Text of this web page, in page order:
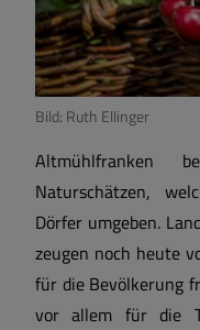
Sport und
Satzungen
Bild: Ruth Ellinger
Altmühlfranken
Naturschätzen,
Dörfer umgeben.
zeugen noch heute
für die Bevölkerung
vor allem für die